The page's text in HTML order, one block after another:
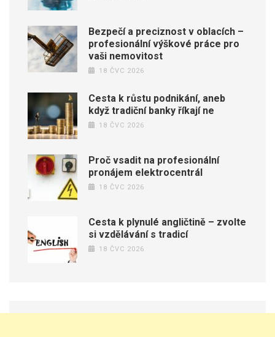
Bezpečí a preciznost v oblacích –
profesionální výškové práce pro
vaši nemovitost
18 ČVC 2026
Cesta k růstu podnikání, aneb
když tradiční banky říkají ne
18 ČVC 2026
Proč vsadit na profesionální
pronájem elektrocentrál
18 ČVC 2026
Cesta k plynulé angličtině – zvolte
si vzdělávání s tradicí
18 ČVC 2026